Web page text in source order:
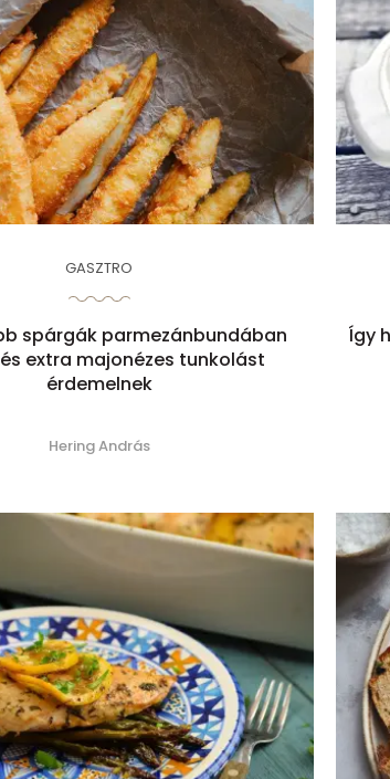
GASZTRO
spárgák parmezánbundában
extra majonézes tunkolást
érdemelnek
Hering András
Így